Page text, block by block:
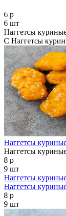
6 р
6 шт
Наггетсы
С Наггетсы
Наггетсы
Наггетсы
8 р
9 шт
Наггетсы
Наггетсы
8 р
9 шт